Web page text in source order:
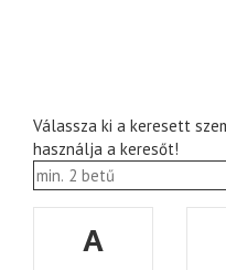
Válassza ki a keresett
használja a keresőt!
A